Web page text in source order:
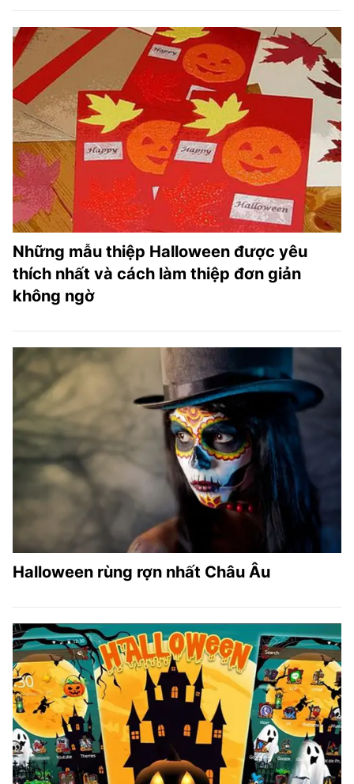
Những mẫu thiệp Halloween được yêu
thích nhất và cách làm thiệp đơn giản
không ngờ
Halloween rùng rợn nhất Châu Âu